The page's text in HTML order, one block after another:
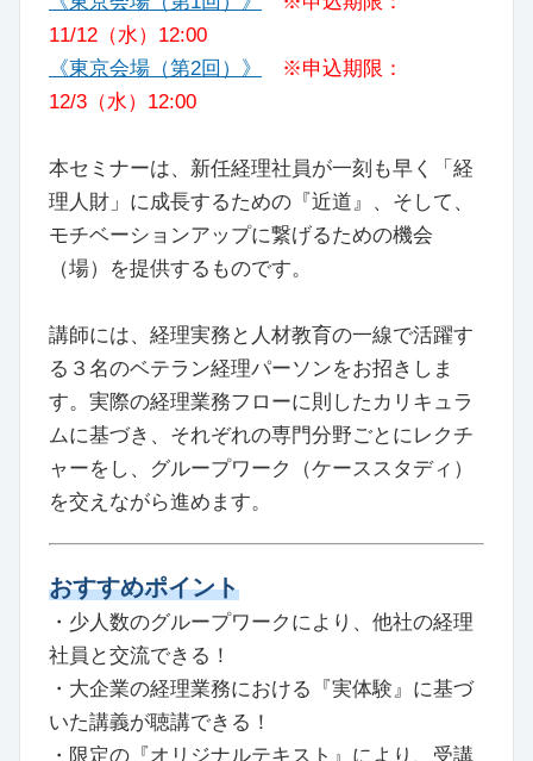
11/12（水）12:00
《東京会場（第2回）》
※申込期限：
12/3（水）12:00
本セミナーは、新任経理社員が一刻も早く「経
理人財」に成長するための『近道』、そして、
モチベーションアップに繋げるための機会
（場）を提供するものです。
講師には、経理実務と人材教育の一線で活躍す
る３名のベテラン経理パーソンをお招きしま
す。実際の経理業務フローに則したカリキュラ
ムに基づき、それぞれの専門分野ごとにレクチ
ャーをし、グループワーク（ケーススタディ）
を交えながら進めます。
おすすめポイント
・少人数のグループワークにより、他社の経理
社員と交流できる！
・大企業の経理業務における『実体験』に基づ
いた講義が聴講できる！
・限定の『オリジナルテキスト』により、受講